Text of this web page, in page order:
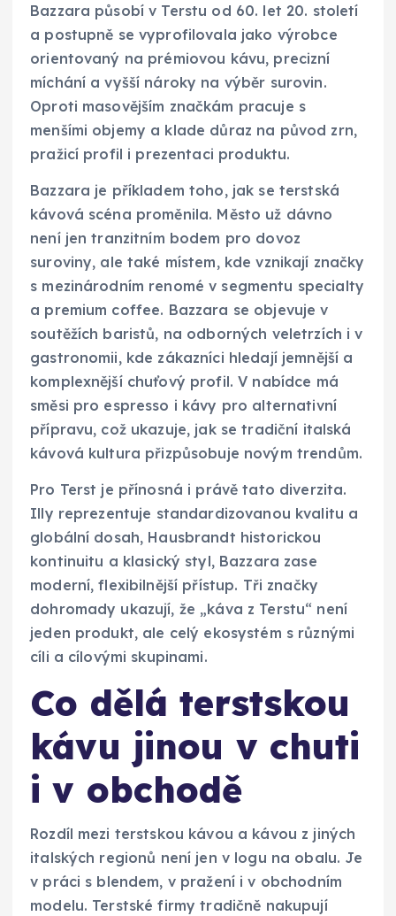
Bazzara působí v Terstu od 60. let 20. století
a postupně se vyprofilovala jako výrobce
orientovaný na prémiovou kávu, precizní
míchání a vyšší nároky na výběr surovin.
Oproti masovějším značkám pracuje s
menšími objemy a klade důraz na původ zrn,
pražicí profil i prezentaci produktu.
Bazzara je příkladem toho, jak se terstská
kávová scéna proměnila. Město už dávno
není jen tranzitním bodem pro dovoz
suroviny, ale také místem, kde vznikají značky
s mezinárodním renomé v segmentu specialty
a premium coffee. Bazzara se objevuje v
soutěžích baristů, na odborných veletrzích i v
gastronomii, kde zákazníci hledají jemnější a
komplexnější chuťový profil. V nabídce má
směsi pro espresso i kávy pro alternativní
přípravu, což ukazuje, jak se tradiční italská
kávová kultura přizpůsobuje novým trendům.
Pro Terst je přínosná i právě tato diverzita.
Illy reprezentuje standardizovanou kvalitu a
globální dosah, Hausbrandt historickou
kontinuitu a klasický styl, Bazzara zase
moderní, flexibilnější přístup. Tři značky
dohromady ukazují, že „káva z Terstu“ není
jeden produkt, ale celý ekosystém s různými
cíli a cílovými skupinami.
Co dělá terstskou
kávu jinou v chuti
i v obchodě
Rozdíl mezi terstskou kávou a kávou z jiných
italských regionů není jen v logu na obalu. Je
v práci s blendem, v pražení i v obchodním
modelu. Terstské firmy tradičně nakupují